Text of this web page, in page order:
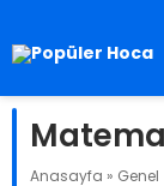
Anasayfa » Genel